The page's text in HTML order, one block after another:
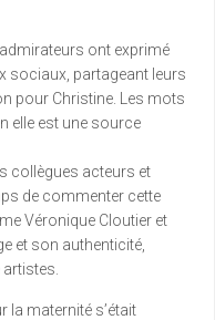
ont exprimé
sociaux, partageant leurs
pour Christine. Les mots
elle est une source
collègues acteurs et
de commenter cette
Véronique Cloutier et
et son authenticité,
la maternité s’était